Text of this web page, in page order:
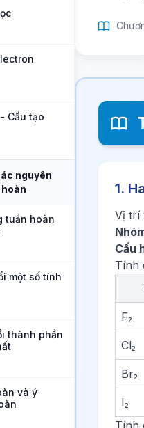
1.
Vị trí
Cấu
Tính
F₂
Cl₂
Br₂
I₂
Tính
Cấu tạo
nguyên
tuần hoàn
một số tính
thành phần
và ý